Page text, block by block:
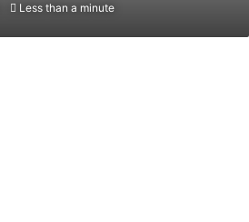
Less than a minute